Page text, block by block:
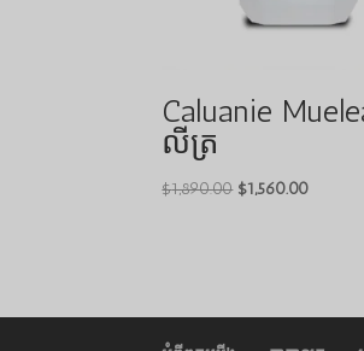
Caluanie
លីត្រ
$1,890.00 តម្លៃ
$1,560.00តម្លៃ